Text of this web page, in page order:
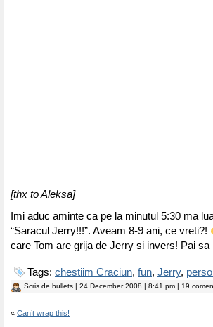
[thx to Aleksa]
Imi aduc aminte ca pe la minutul 5:30 ma
“Saracul Jerry!!!”. Aveam 8-9 ani, ce vreti?!
care Tom are grija de Jerry si invers! Pai sa
Tags: chestiim Craciun, fun, Jerry,
Scris de bullets | 24 December 2008 | 8:41 pm | 19
« Can’t wrap this!